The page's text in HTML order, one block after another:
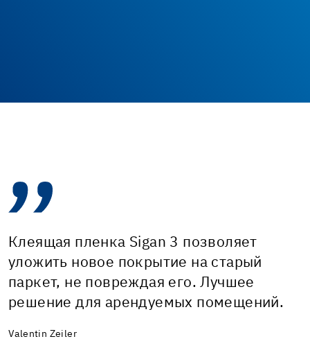
Клеящая пленка Sigan 3 позволяет
уложить новое покрытие на старый
паркет, не повреждая его. Лучшее
решение для арендуемых помещений.
Valentin Zeiler